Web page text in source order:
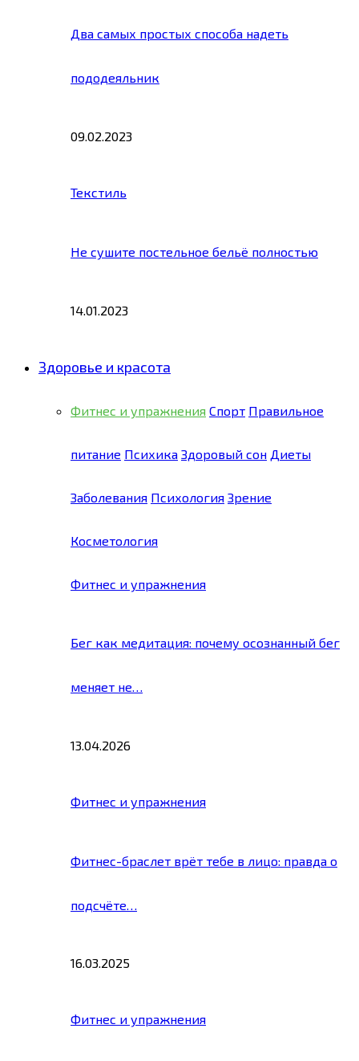
Два самых простых способа надеть
пододеяльник
09.02.2023
Текстиль
Не сушите постельное бельё полностью
14.01.2023
Здоровье и красота
Фитнес и упражнения Спорт Правильное
питание Психика Здоровый сон Диеты
Заболевания Психология Зрение
Косметология
Фитнес и упражнения
Бег как медитация: почему осознанный бег
меняет не…
13.04.2026
Фитнес и упражнения
Фитнес-браслет врёт тебе в лицо: правда о
подсчёте…
16.03.2025
Фитнес и упражнения